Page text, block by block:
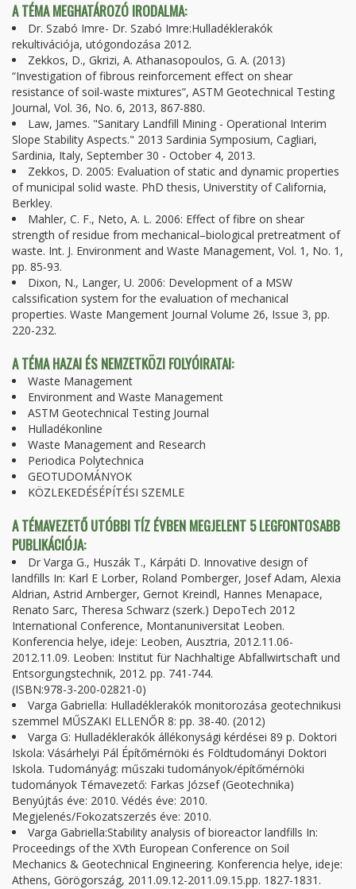
A TÉMA MEGHATÁROZÓ IRODALMA:
Dr. Szabó Imre- Dr. Szabó Imre:Hulladéklerakók
rekultivációja, utógondozása 2012.
Zekkos, D., Gkrizi, A. Athanasopoulos, G. A. (2013)
“Investigation of fibrous reinforcement effect on shear
resistance of soil-waste mixtures”, ASTM Geotechnical Testing
Journal, Vol. 36, No. 6, 2013, 867-880.
Law, James. "Sanitary Landfill Mining - Operational Interim
Slope Stability Aspects." 2013 Sardinia Symposium, Cagliari,
Sardinia, Italy, September 30 - October 4, 2013.
Zekkos, D. 2005: Evaluation of static and dynamic properties
of municipal solid waste. PhD thesis, Universtity of California,
Berkley.
Mahler, C. F., Neto, A. L. 2006: Effect of fibre on shear
strength of residue from mechanical–biological pretreatment of
waste. Int. J. Environment and Waste Management, Vol. 1, No. 1,
pp. 85-93.
Dixon, N., Langer, U. 2006: Development of a MSW
calssification system for the evaluation of mechanical
properties. Waste Mangement Journal Volume 26, Issue 3, pp.
220-232.
A TÉMA HAZAI ÉS NEMZETKÖZI FOLYÓIRATAI:
Waste Management
Environment and Waste Management
ASTM Geotechnical Testing Journal
Hulladékonline
Waste Management and Research
Periodica Polytechnica
GEOTUDOMÁNYOK
KÖZLEKEDÉSÉPÍTÉSI SZEMLE
A TÉMAVEZETŐ UTÓBBI TÍZ ÉVBEN MEGJELENT 5 LEGFONTOSABB
PUBLIKÁCIÓJA:
Dr Varga G., Huszák T., Kárpáti D. Innovative design of
landfills In: Karl E Lorber, Roland Pomberger, Josef Adam, Alexia
Aldrian, Astrid Arnberger, Gernot Kreindl, Hannes Menapace,
Renato Sarc, Theresa Schwarz (szerk.) DepoTech 2012
International Conference, Montanuniversitat Leoben.
Konferencia helye, ideje: Leoben, Ausztria, 2012.11.06-
2012.11.09. Leoben: Institut für Nachhaltige Abfallwirtschaft und
Entsorgungstechnik, 2012. pp. 741-744.
(ISBN:978-3-200-02821-0)
Varga Gabriella: Hulladéklerakók monitorozása geotechnikusi
szemmel MŰSZAKI ELLENŐR 8: pp. 38-40. (2012)
Varga G: Hulladéklerakók állékonysági kérdései 89 p. Doktori
Iskola: Vásárhelyi Pál Építőmérnöki és Földtudományi Doktori
Iskola. Tudományág: műszaki tudományok/építőmérnöki
tudományok Témavezető: Farkas József (Geotechnika)
Benyújtás éve: 2010. Védés éve: 2010.
Megjelenés/Fokozatszerzés éve: 2010.
Varga Gabriella:Stability analysis of bioreactor landfills In:
Proceedings of the XVth European Conference on Soil
Mechanics & Geotechnical Engineering. Konferencia helye, ideje:
Athens, Görögország, 2011.09.12-2011.09.15.pp. 1827-1831.